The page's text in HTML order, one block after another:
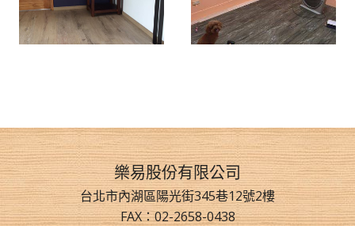
樂易股份有限公司
台北市內湖區陽光街345巷12號2樓
FAX：02-2658-0438